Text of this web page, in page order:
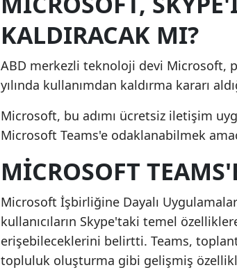
KALDIRACAK MI?
ABD merkezli teknoloji devi Microsoft,
yılında kullanımdan kaldırma kararı
Microsoft, bu adımı ücretsiz iletişim
Microsoft Teams'e odaklanabilmek
MICROSOFT
Microsoft İşbirliğine Dayalı
kullanıcıların Skype'taki temel
erişebileceklerini belirtti. Teams,
topluluk oluşturma gibi gelişmiş